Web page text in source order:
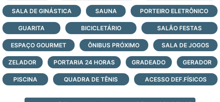
paradouro à beira-mar;
- portaria com monitoramento e segurança
24 horas, todos os dias do ano;
Veja todas as opções de lotes e casas à
venda no condomínio Malibu, logo abaixo,
faça contato e agende a sua visita com
nossos corretores agora mesmo!
SALA DE GINÁSTICA SAUNA PORTEIRO ELETRÔNICO
GUARITA BICICLETÁRIO SALÃO FESTAS
ESPAÇO GOURMET ÔNIBUS PRÓXIMO SALA DE JOGOS
ZELADOR PORTARIA 24 HORAS GRADEADO GERADOR
PISCINA QUADRA DE TÊNIS ACESSO DEF.FÍSICOS